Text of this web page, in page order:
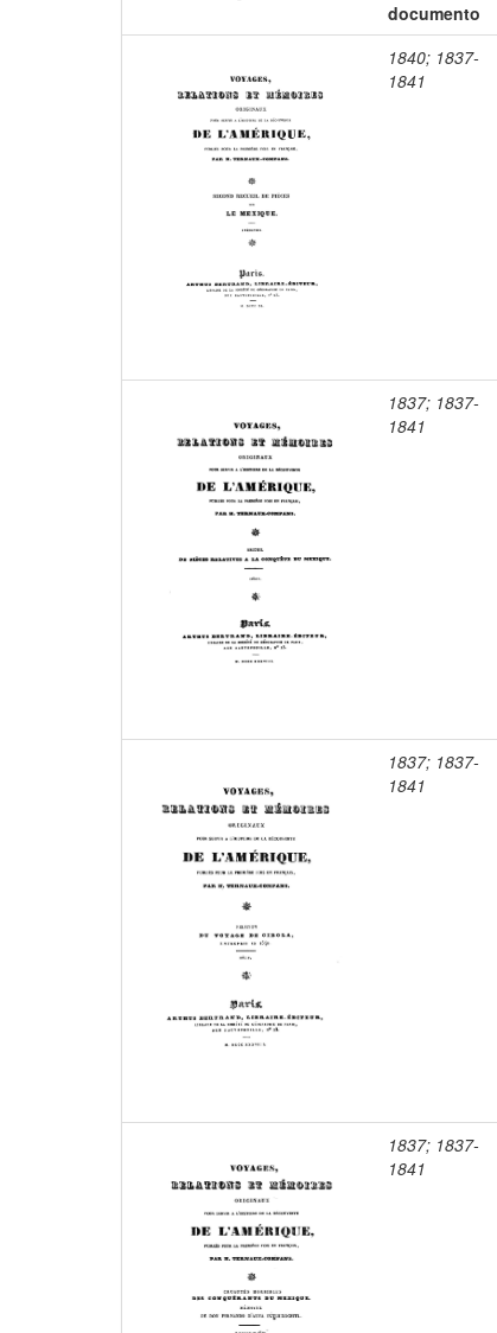
documento
1840; 1837-
1841
1837; 1837-
1841
1837; 1837-
1841
1837; 1837-
1841